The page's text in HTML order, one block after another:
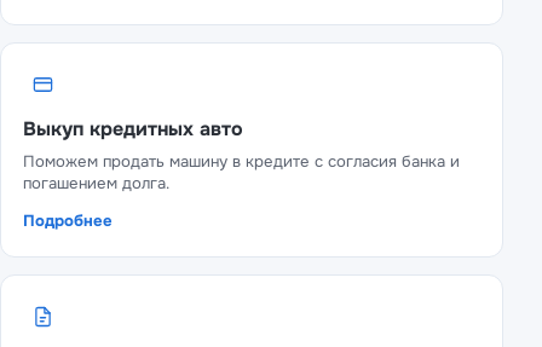
Выкуп кредитных авто
Поможем продать машину в кредите с согласия банка и
погашением долга.
Подробнее